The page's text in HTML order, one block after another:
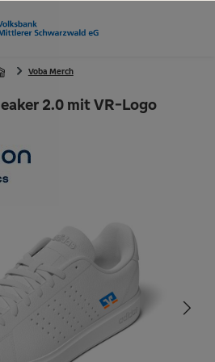
Voba Merch
2.0 mit VR-Logo